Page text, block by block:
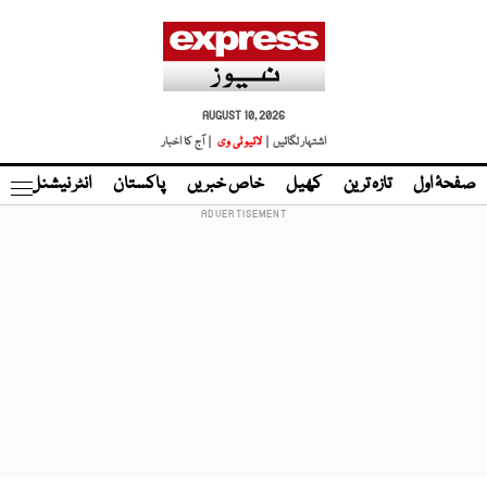
AUGUST 10, 2026
اشتہار لگائیں |
لائیو ٹی وی | آج کا اخبار
صفحۂ اول تازہ ترین کھیل خاص خبریں پاکستان انٹر نیشنل